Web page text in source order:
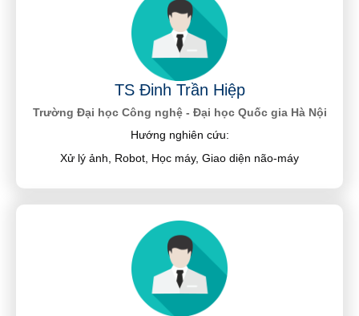
TS Đinh Trần Hiệp
Trường Đại học Công nghệ - Đại học Quốc gia Hà Nội
Hướng nghiên cứu:
Xử lý ảnh, Robot, Học máy, Giao diện não-máy